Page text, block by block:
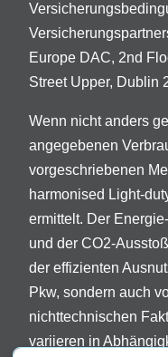
Europe DAC, 2nd
Street Upper, Dublin
Wenn nicht anders
angegebenen
vorgeschriebenen
harmonised Light-
ermittelt. Der
und der CO2-
der effizienten
Pkw, sondern auch
nichttechnischen
variieren in